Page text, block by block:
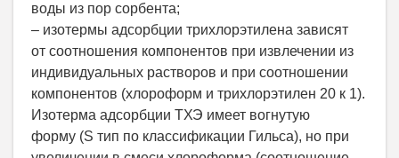
воды из пор сорбента;
– изотермы адсорбции трихлорэтилена зависят
от соотношения компонентов при извлечении из
индивидуальных растворов и при соотношении
компонентов (хлороформ и трихлорэтилен 20 к 1).
Изотерма адсорбции ТХЭ имеет вогнутую
форму (S тип по классификации Гильса), но при